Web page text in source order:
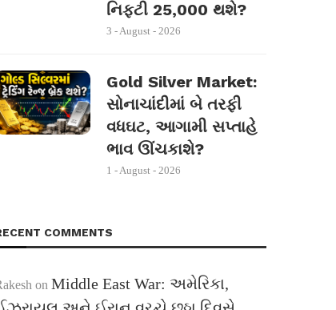
નિફ્ટી 25,000 થશે?
3 - August - 2026
Gold Silver Market:
સોનાચાંદીમાં બે તરફી
વધઘટ, આગામી સપ્તાહે
ભાવ ઊંચકાશે?
1 - August - 2026
COMMENTS
on Middle East War: અમેરિકા,